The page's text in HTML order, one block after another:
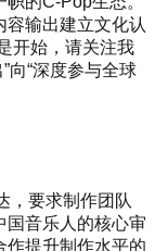
容输出建立文化认
开始，请关注我
向“深度参与全球
，要求制作团队
国音乐人的核心审
作提升制作水平的